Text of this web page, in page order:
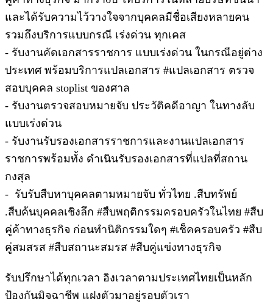
และได้รับความไว้วางใจจากบุคคลมีชื่อเสียงหลายคน
รวมถึงบริการแบบกรณี เร่งด่วน ทุกเคส
- รับงานคัดเอกสารราชการ แบบเร่งด่วน ในกรณีอยู่ต่าง
ประเทศ พร้อมบริการแปลเอกสาร #แปลเอกสาร ตรวจ
สอบบุคคล stoplist ของศาล
- รับงานตรวจสอบหมายจับ ประวัติคดีอาญา ในทางลับ
แบบเร่งด่วน
- รับงานรับรองเอกสารราชการและงานแปลเอกสาร
ราชการพร้อมทั้ง ดำเนินรับรองเอกสารที่แปลที่สถาน
กงสุล
- รับรับสืบหาบุคคลตามหมายจับ ทั่วไทย .สืบทรัพย์
.สืบค้นบุคคลเชิงลึก #สืบพฤติกรรมครอบครัวในไทย #สืบ
คู่ค้าทางธุรกิจ ก่อนทำนิติกรรมใดๆ #เช็คครอบครัว #สืบ
คู่สมสรส #สืบสถานะสมรส #สืบคู่แข่งทางธุรกิจ
รับปรึกษาได้ทุกเวลา อิงเวลาตามประเทศไทยเป็นหลัก
ป้องกันมิจฉาชีพ แฝงตัวมาอยู่รอบตัวเรา